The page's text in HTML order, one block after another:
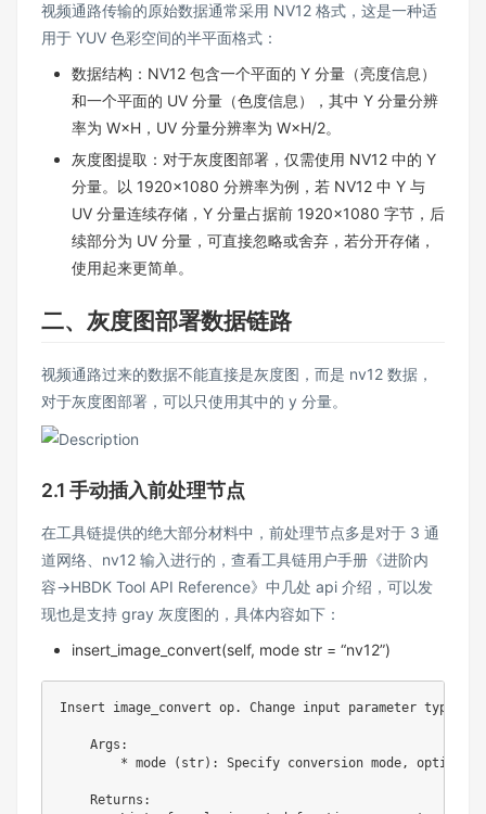
视频通路传输的原始数据通常采用 NV12 格式，这是一种适
用于 YUV 色彩空间的半平面格式：
数据结构：NV12 包含一个平面的 Y 分量（亮度信息）
和一个平面的 UV 分量（色度信息），其中 Y 分量分辨
率为 W×H，UV 分量分辨率为 W×H/2。
灰度图提取：对于灰度图部署，仅需使用 NV12 中的 Y
分量。以 1920×1080 分辨率为例，若 NV12 中 Y 与
UV 分量连续存储，Y 分量占据前 1920×1080 字节，后
续部分为 UV 分量，可直接忽略或舍弃，若分开存储，
使用起来更简单。
二、灰度图部署数据链路
视频通路过来的数据不能直接是灰度图，而是 nv12 数据，
对于灰度图部署，可以只使用其中的 y 分量。
2.1 手动插入前处理节点
在工具链提供的绝大部分材料中，前处理节点多是对于 3 通
道网络、nv12 输入进行的，查看工具链用户手册《进阶内
容->HBDK Tool API Reference》中几处 api 介绍，可以发
现也是支持 gray 灰度图的，具体内容如下：
insert_image_convert(self, mode str = “nv12”)
Insert image_convert op. Change input parameter type.
    Args:
* mode (str): Specify conversion mode,
    Returns: